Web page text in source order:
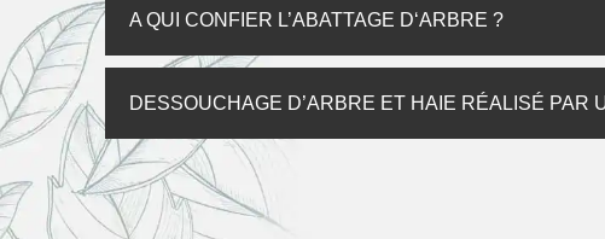
A QUI CONFIER L’ABATTAGE D‘ARBRE ?
DESSOUCHAGE D’ARBRE ET HAIE RÉALISÉ PAR